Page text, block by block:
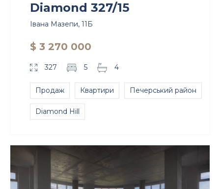
Diamond 327/15
Івана Мазепи, 11Б
$ 3 270 000
327 5 4
Продаж Квартири Печерський район
Diamond Hill